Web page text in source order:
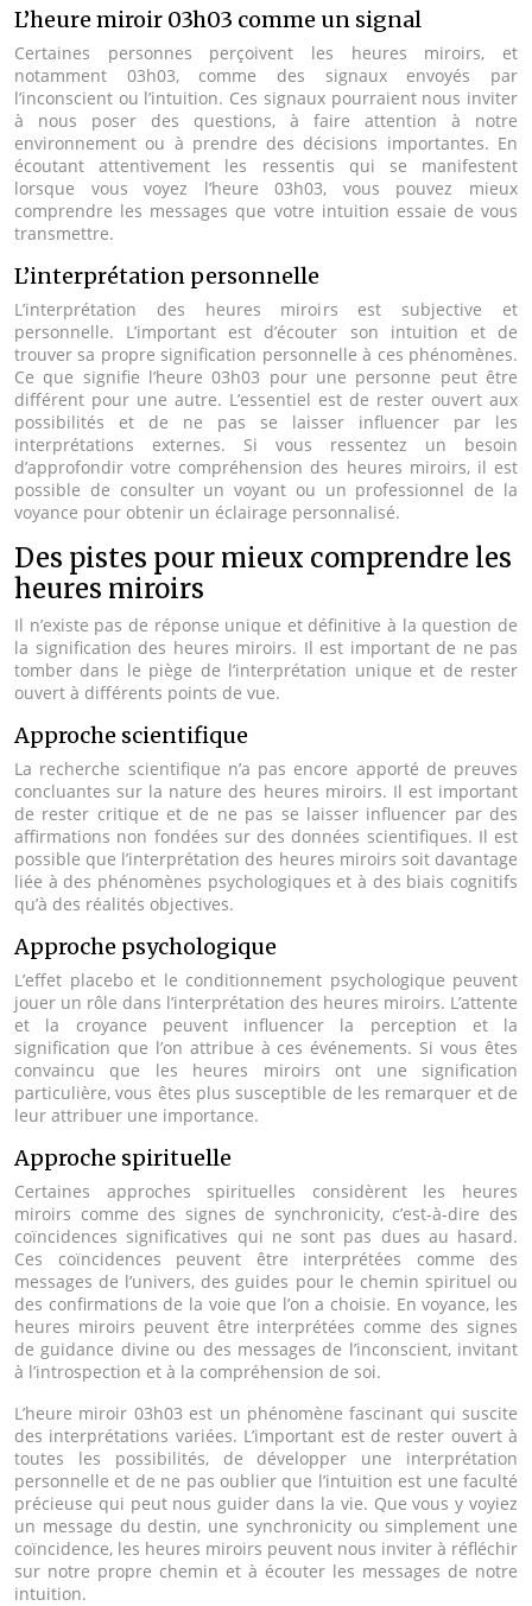
L’heure miroir 03h03 comme un signal
Certaines personnes perçoivent les heures miroirs, et
notamment 03h03, comme des signaux envoyés par
l’inconscient ou l’intuition. Ces signaux pourraient nous inviter
à nous poser des questions, à faire attention à notre
environnement ou à prendre des décisions importantes. En
écoutant attentivement les ressentis qui se manifestent
lorsque vous voyez l’heure 03h03, vous pouvez mieux
comprendre les messages que votre intuition essaie de vous
transmettre.
L’interprétation personnelle
L’interprétation des heures miroirs est subjective et
personnelle. L’important est d’écouter son intuition et de
trouver sa propre signification personnelle à ces phénomènes.
Ce que signifie l’heure 03h03 pour une personne peut être
différent pour une autre. L’essentiel est de rester ouvert aux
possibilités et de ne pas se laisser influencer par les
interprétations externes. Si vous ressentez un besoin
d’approfondir votre compréhension des heures miroirs, il est
possible de consulter un voyant ou un professionnel de la
voyance pour obtenir un éclairage personnalisé.
Des pistes pour mieux comprendre les
heures miroirs
Il n’existe pas de réponse unique et définitive à la question de
la signification des heures miroirs. Il est important de ne pas
tomber dans le piège de l’interprétation unique et de rester
ouvert à différents points de vue.
Approche scientifique
La recherche scientifique n’a pas encore apporté de preuves
concluantes sur la nature des heures miroirs. Il est important
de rester critique et de ne pas se laisser influencer par des
affirmations non fondées sur des données scientifiques. Il est
possible que l’interprétation des heures miroirs soit davantage
liée à des phénomènes psychologiques et à des biais cognitifs
qu’à des réalités objectives.
Approche psychologique
L’effet placebo et le conditionnement psychologique peuvent
jouer un rôle dans l’interprétation des heures miroirs. L’attente
et la croyance peuvent influencer la perception et la
signification que l’on attribue à ces événements. Si vous êtes
convaincu que les heures miroirs ont une signification
particulière, vous êtes plus susceptible de les remarquer et de
leur attribuer une importance.
Approche spirituelle
Certaines approches spirituelles considèrent les heures
miroirs comme des signes de synchronicity, c’est-à-dire des
coïncidences significatives qui ne sont pas dues au hasard.
Ces coïncidences peuvent être interprétées comme des
messages de l’univers, des guides pour le chemin spirituel ou
des confirmations de la voie que l’on a choisie. En voyance, les
heures miroirs peuvent être interprétées comme des signes
de guidance divine ou des messages de l’inconscient, invitant
à l’introspection et à la compréhension de soi.
L’heure miroir 03h03 est un phénomène fascinant qui suscite
des interprétations variées. L’important est de rester ouvert à
toutes les possibilités, de développer une interprétation
personnelle et de ne pas oublier que l’intuition est une faculté
précieuse qui peut nous guider dans la vie. Que vous y voyiez
un message du destin, une synchronicity ou simplement une
coïncidence, les heures miroirs peuvent nous inviter à réfléchir
sur notre propre chemin et à écouter les messages de notre
intuition.